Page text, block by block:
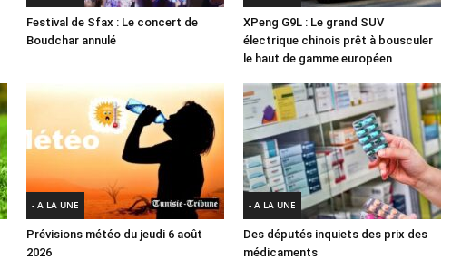
Festival de Sfax : Le concert de
Boudchar annulé
XPeng G9L : Le grand SUV
électrique chinois prêt à bousculer
le haut de gamme européen
- A LA UNE
Prévisions météo du jeudi 6 août
2026
- A LA UNE
Des députés inquiets des prix des
médicaments